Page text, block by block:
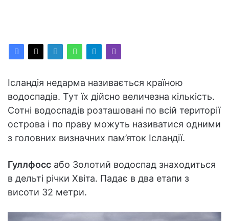
Ісландія недарма називається країною
водоспадів. Тут їх дійсно величезна кількість.
Сотні водоспадів розташовані по всій території
острова і по праву можуть називатися одними
з головних визначних пам’яток Ісландії.
Гуллфосс або Золотий водоспад знаходиться
в дельті річки Хвіта. Падає в два етапи з
висоти 32 метри.